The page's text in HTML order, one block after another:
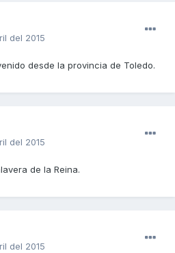
del 2015
desde la provincia de Toledo.
del 2015
de la Reina.
del 2015